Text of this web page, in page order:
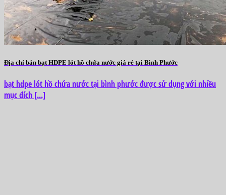
Địa chỉ bán bạt HDPE lót hồ chứa nước giá rẻ tại Bình Phước
bạt hdpe lót hồ chứa nước tại bình phước được sử dụng với nhiều
mục đích [...]